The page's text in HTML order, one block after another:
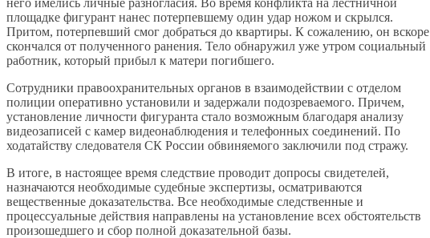
площадке фигурант нанес потерпевшему один удар ножом и скрылся.
Притом, потерпевший смог добраться до квартиры. К сожалению, он вскоре
скончался от полученного ранения. Тело обнаружил уже утром социальный
работник, который прибыл к матери погибшего.
Сотрудники правоохранительных органов в взаимодействии с отделом
полиции оперативно установили и задержали подозреваемого. Причем,
установление личности фигуранта стало возможным благодаря анализу
видеозаписей с камер видеонаблюдения и телефонных соединений. По
ходатайству следователя СК России обвиняемого заключили под стражу.
В итоге, в настоящее время следствие проводит допросы свидетелей,
назначаются необходимые судебные экспертизы, осматриваются
вещественные доказательства. Все необходимые следственные и
процессуальные действия направлены на установление всех обстоятельств
произошедшего и сбор полной доказательной базы.